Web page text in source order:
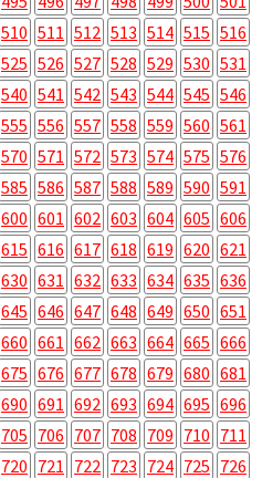
510 511 512 513 514 515 516
525 526 527 528 529 530 531
540 541 542 543 544 545 546
555 556 557 558 559 560 561
570 571 572 573 574 575 576
585 586 587 588 589 590 591
600 601 602 603 604 605 606
615 616 617 618 619 620 621
630 631 632 633 634 635 636
645 646 647 648 649 650 651
660 661 662 663 664 665 666
675 676 677 678 679 680 681
690 691 692 693 694 695 696
705 706 707 708 709 710 711
720 721 722 723 724 725 726